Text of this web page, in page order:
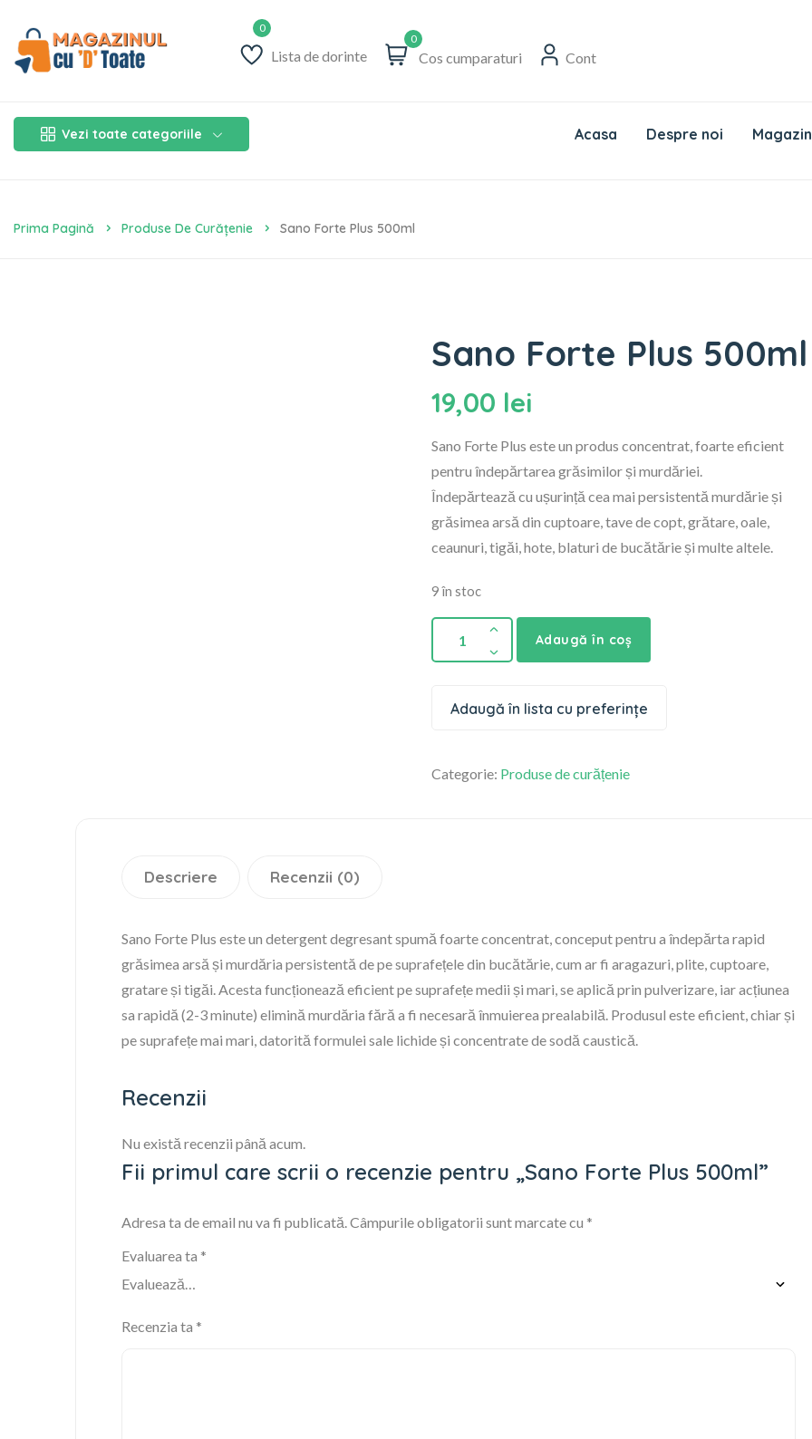
Lista de dorinte
0
Cos cumparaturi Cont
Vezi toate categoriile Acasa Despre noi Magazin
Prima Pagină Produse De Curățenie Sano Forte Plus 500ml
Sano Forte Plus 500ml
19,00 lei
Sano Forte Plus este un produs concentrat, foarte eficient
pentru îndepărtarea grăsimilor și murdăriei.
Îndepărtează cu ușurință cea mai persistentă murdărie și
grăsimea arsă din cuptoare, tave de copt, grătare, oale,
ceaunuri, tigăi, hote, blaturi de bucătărie și multe altele.
9 în stoc
Adaugă în coș
Adaugă în lista cu preferințe
Categorie: Produse de curățenie
Descriere Recenzii (0)
Sano Forte Plus este un detergent degresant spumă foarte concentrat, conceput pentru a îndepărta rapid
grăsimea arsă și murdăria persistentă de pe suprafețele din bucătărie, cum ar fi aragazuri, plite, cuptoare,
gratare și tigăi. Acesta funcționează eficient pe suprafețe medii și mari, se aplică prin pulverizare, iar acțiunea
sa rapidă (2-3 minute) elimină murdăria fără a fi necesară înmuierea prealabilă. Produsul este eficient, chiar și
pe suprafețe mai mari, datorită formulei sale lichide și concentrate de sodă caustică.
Recenzii
Nu există recenzii până acum.
Fii primul care scrii o recenzie pentru „Sano Forte Plus 500ml”
Adresa ta de email nu va fi publicată.Câmpurile obligatorii sunt marcate cu *
Evaluarea ta *
Recenzia ta *